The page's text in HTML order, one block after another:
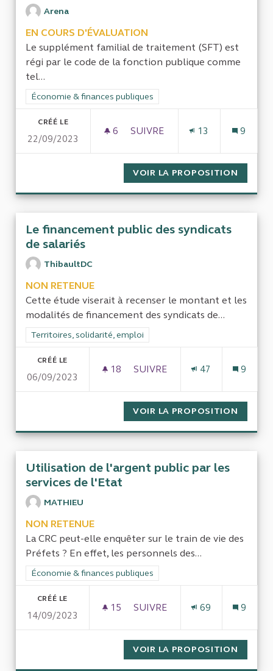
Arena
EN COURS D'ÉVALUATION
Le supplément familial de traitement (SFT) est
régi par le code de la fonction publique comme
tel...
Filtrer les résultats de la catégorie : Économie & finances
Économie & finances publiques
CRÉÉ LE
22/09/2023
6 6 ABONNÉS
SUIVRE
13 9
VOIR LA PROPOSITION
Le financement public des syndicats
de salariés
ThibaultDC
NON RETENUE
Cette étude viserait à recenser le montant et les
modalités de financement des syndicats de...
Filtrer les résultats de la catégorie : Territoires, solidarité,
Territoires, solidarité, emploi
CRÉÉ LE
06/09/2023
18 18 ABONNÉS
SUIVRE
47 9
VOIR LA PROPOSITION
Utilisation de l'argent public par les
services de l'Etat
MATHIEU
NON RETENUE
La CRC peut-elle enquêter sur le train de vie des
Préfets ? En effet, les personnels des...
Filtrer les résultats de la catégorie : Économie & finances
Économie & finances publiques
CRÉÉ LE
14/09/2023
15 15 ABONNÉS
SUIVRE
69 9
VOIR LA PROPOSITION